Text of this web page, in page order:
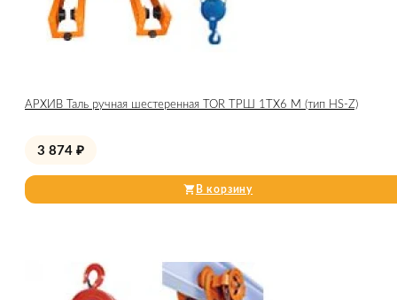
АРХИВ Таль ручная шестеренная TOR ТРШ 1ТХ6 М (тип HS-Z)
3 874 ₽
В корзину